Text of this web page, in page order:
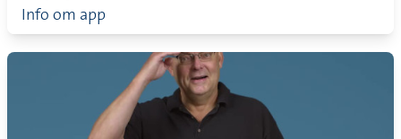
Info om app